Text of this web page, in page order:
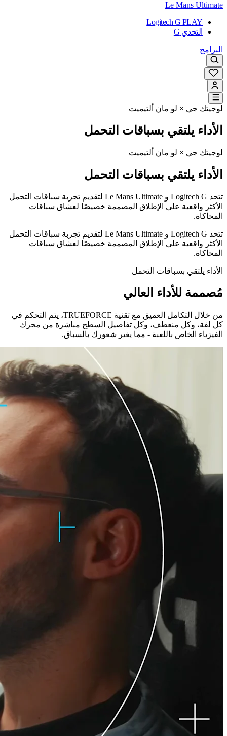
Le Mans Ultimate
Logitech G PLAY
التحدي G
البرامج
لوجيتك جي × لو مان ألتيميت
الأداء يلتقي بسباقات التحمل
لوجيتك جي × لو مان ألتيميت
الأداء يلتقي بسباقات التحمل
تتحد Logitech G و Le Mans Ultimate لتقديم تجربة سباقات التحمل
الأكثر واقعية على الإطلاق المصممة خصيصًا لعشاق سباقات
المحاكاة.
تتحد Logitech G و Le Mans Ultimate لتقديم تجربة سباقات التحمل
الأكثر واقعية على الإطلاق المصممة خصيصًا لعشاق سباقات
المحاكاة.
الأداء يلتقي بسباقات التحمل
مُصممة للأداء العالي
من خلال التكامل العميق مع تقنية TRUEFORCE، يتم التحكم في
كل لفة، وكل منعطف، وكل تفاصيل السطح مباشرة من محرك
الفيزياء الخاص باللعبة - مما يغير شعورك بالسباق.